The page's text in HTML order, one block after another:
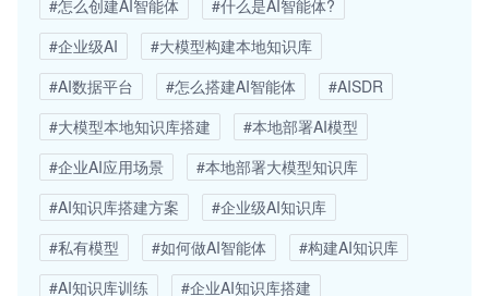
#怎么创建AI智能体
#什么是AI智能体?
#企业级AI
#大模型构建本地知识库
#AI数据平台
#怎么搭建AI智能体
#AISDR
#大模型本地知识库搭建
#本地部署AI模型
#企业AI应用场景
#本地部署大模型知识库
#AI知识库搭建方案
#企业级AI知识库
#私有模型
#如何做AI智能体
#构建AI知识库
#AI知识库训练
#企业AI知识库搭建